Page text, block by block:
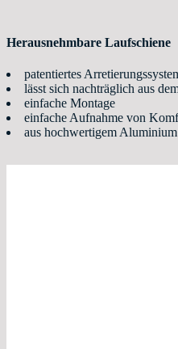
Herausnehmbare Laufschiene
patentiertes
lässt sich nachträglich aus
einfache Montage
einfache Aufnahme von
aus hochwertigem